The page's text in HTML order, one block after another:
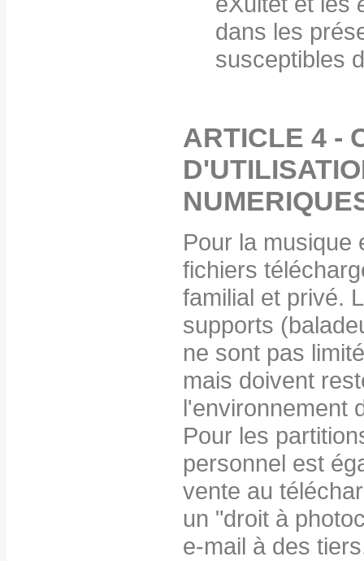
dans les
susceptibles
ARTICLE 4 -
Pour la musique
fichiers
familial et privé.
supports
ne sont pas
mais doivent
l'environnement
Pour les
personnel est
vente au
un "droit à
e-mail à des